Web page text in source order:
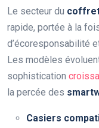
Le secteur du
rapide, portée à la
d’écoresponsabilité
Les modèles
sophistication
la percée des
Casiers